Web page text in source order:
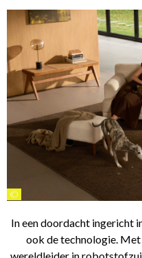
©
In een doordacht ingericht
ook de technologie. Met